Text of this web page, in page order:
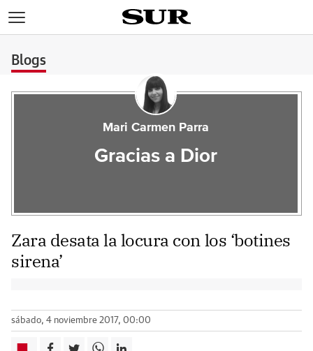
Blogs
Mari Carmen Parra
Gracias a Dior
Zara desata la locura con los ‘botines
sirena’
sábado, 4 noviembre 2017, 00:00